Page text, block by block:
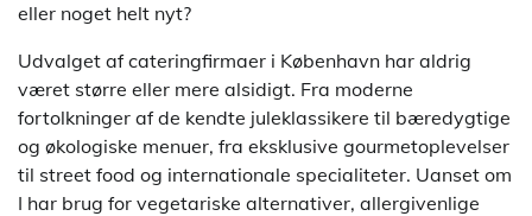
eller noget helt nyt?
Udvalget af cateringfirmaer i København har aldrig
været større eller mere alsidigt. Fra moderne
fortolkninger af de kendte juleklassikere til bæredygtige
og økologiske menuer, fra eksklusive gourmetoplevelser
til street food og internationale specialiteter. Uanset om
I har brug for vegetariske alternativer, allergivenlige